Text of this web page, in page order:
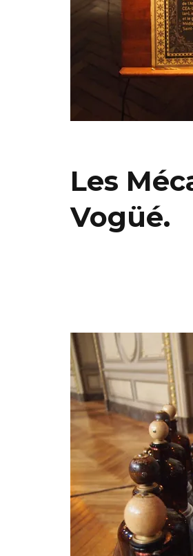
Les
Vogüé.